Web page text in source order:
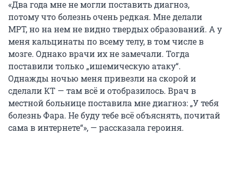
«Два года мне не могли поставить диагноз,
потому что болезнь очень редкая. Мне делали
МРТ, но на нем не видно твердых образований. А у
меня кальцинаты по всему телу, в том числе в
мозге. Однако врачи их не замечали. Тогда
поставили только „ишемическую атаку“.
Однажды ночью меня привезли на скорой и
сделали КТ — там всё и отобразилось. Врач в
местной больнице поставила мне диагноз: „У тебя
болезнь Фара. Не буду тебе всё объяснять, почитай
сама в интернете“», — рассказала героиня.